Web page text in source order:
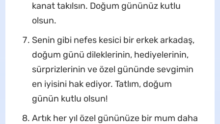
kanat takılsın. Doğum gününüz kutlu
olsun.
Senin gibi nefes kesici bir erkek arkadaş,
doğum günü dileklerinin, hediyelerinin,
sürprizlerinin ve özel gününde sevgimin
en iyisini hak ediyor. Tatlım, doğum
günün kutlu olsun!
Artık her yıl özel gününüze bir mum daha